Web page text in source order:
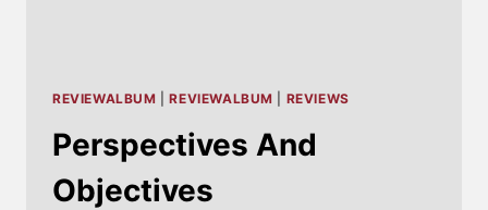
REVIEWALBUM |REVIEWALBUM REVIEWS
Perspectives And
Objectives